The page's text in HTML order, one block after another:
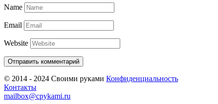
Name
Email
Website
© 2014 - 2024 Своими руками Конфиденциальность
Контакты
mailbox@cpykami.ru